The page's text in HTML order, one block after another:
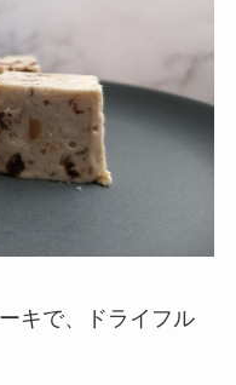
キで、ドライフル